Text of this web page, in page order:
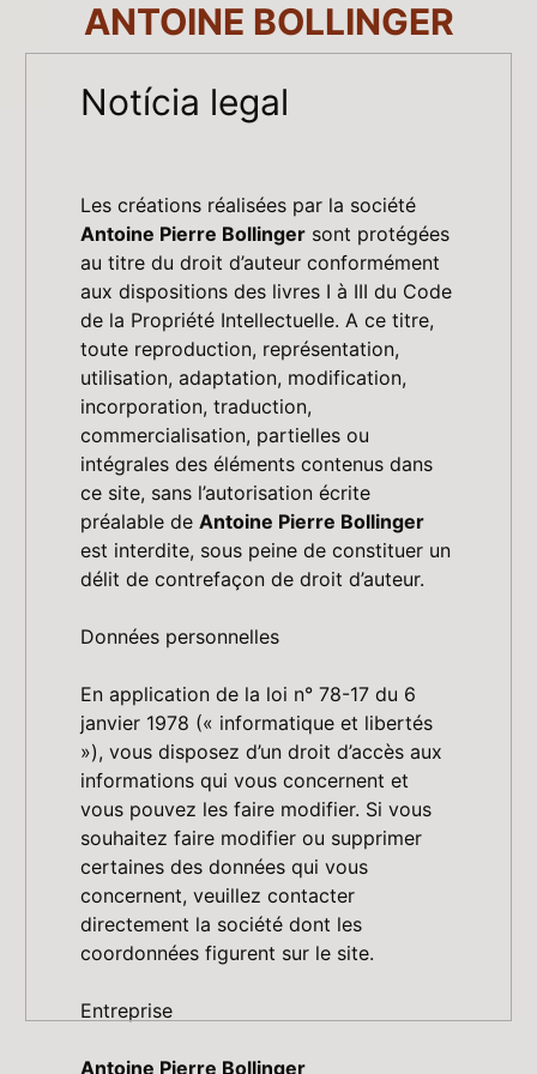
ANTOINE BOLLINGER
Notícia legal
Les créations réalisées par la société
Antoine Pierre Bollinger sont protégées
au titre du droit d’auteur conformément
aux dispositions des livres I à III du Code
de la Propriété Intellectuelle. A ce titre,
toute reproduction, représentation,
utilisation, adaptation, modification,
incorporation, traduction,
commercialisation, partielles ou
intégrales des éléments contenus dans
ce site, sans l’autorisation écrite
préalable deAntoine Pierre Bollinger
est interdite, sous peine de constituer un
délit de contrefaçon de droit d’auteur.
Données personnelles
En application de la loi n° 78-17 du 6
janvier 1978 (« informatique et libertés
»), vous disposez d’un droit d’accès aux
informations qui vous concernent et
vous pouvez les faire modifier. Si vous
souhaitez faire modifier ou supprimer
certaines des données qui vous
concernent, veuillez contacter
directement la société dont les
coordonnées figurent sur le site.
Entreprise
Antoine Pierre Bollinger